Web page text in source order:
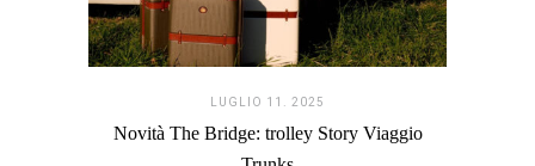
LUGLIO 11. 2025
Novità The Bridge: trolley Story Viaggio